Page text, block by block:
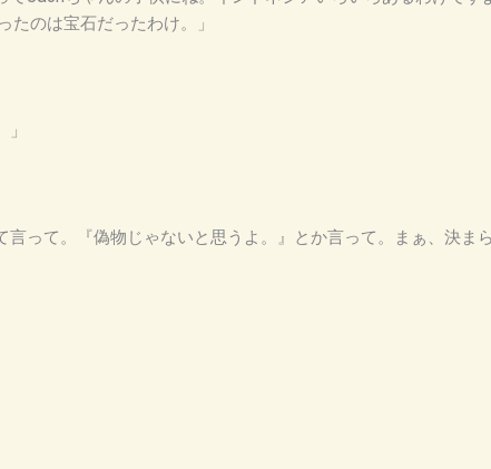
たのは宝石だったわけ。」
言って。『偽物じゃないと思うよ。』とか言って。まぁ、決